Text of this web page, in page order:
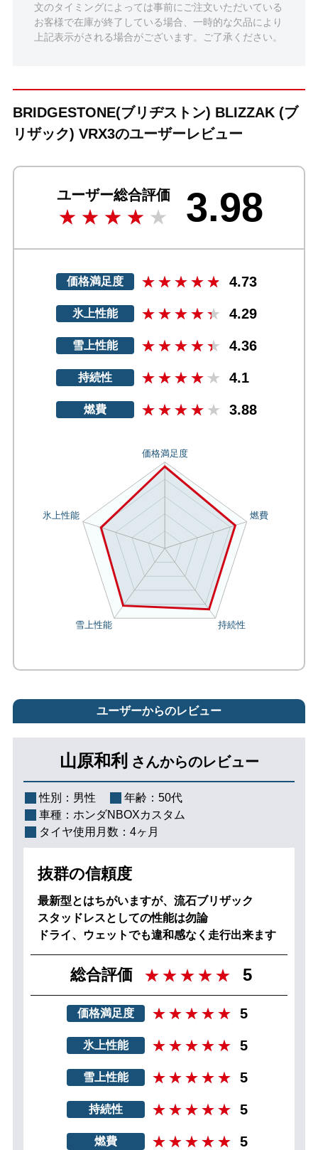
文のタイミングによっては事前にご注文いただいている
お客様で在庫が終了している場合、一時的な欠品により
上記表示がされる場合がございます。ご了承ください。
BRIDGESTONE(ブリヂストン) BLIZZAK (ブ
リザック) VRX3のユーザーレビュー
ユーザー総合評価 3.98
価格満足度 4.73
氷上性能 4.29
雪上性能 4.36
持続性 4.1
燃費 3.88
ユーザーからのレビュー
山原和利 さんからのレビュー
性別： 男性 年齢： 50代
車種： ホンダNBOXカスタム
タイヤ使用月数： 4ヶ月
抜群の信頼度
最新型とはちがいますが、流石ブリザック
スタッドレスとしての性能は勿論
ドライ、ウェットでも違和感なく走行出来ます
総合評価 5
価格満足度 5
氷上性能 5
雪上性能 5
持続性 5
燃費 5